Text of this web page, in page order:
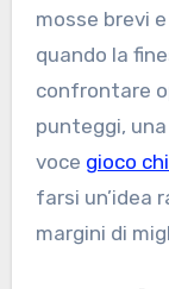
mosse brevi
quando la
confrontare
punteggi,
voce gioco
farsi un’idea
margini di